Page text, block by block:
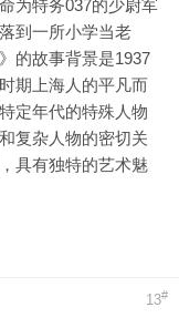
为特务037的少尉军
到一所小学当老
的故事背景是1937
期上海人的平凡而
定年代的特殊人物
复杂人物的密切关
具有独特的艺术魅
13#